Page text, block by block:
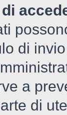
di
a
di